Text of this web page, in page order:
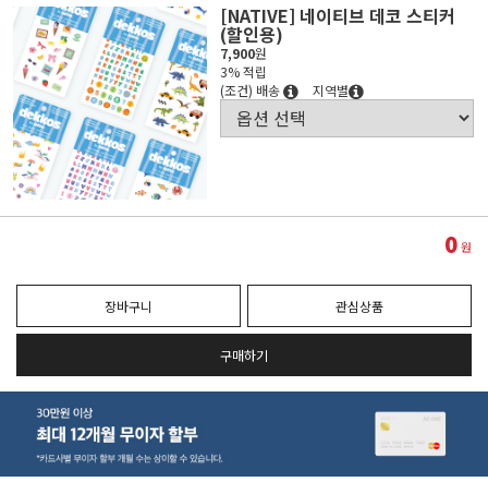
[NATIVE] 네이티브 데코 스티커
(할인용)
7,900원
3% 적립
(조건) 배송
지역별
0원
장바구니 관심상품
구매하기